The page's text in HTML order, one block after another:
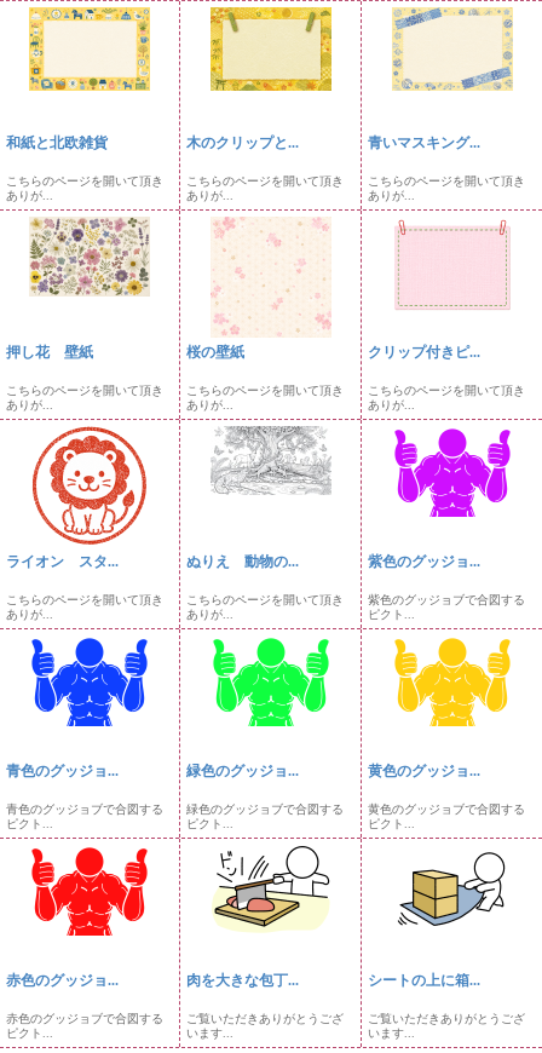
和紙と北欧雑貨
こちらのページを開いて頂き
ありが...
木のクリップと...
こちらのページを開いて頂き
ありが...
青いマスキング...
こちらのページを開いて頂き
ありが...
押し花 壁紙
こちらのページを開いて頂き
ありが...
桜の壁紙
こちらのページを開いて頂き
ありが...
クリップ付きピ...
こちらのページを開いて頂き
ありが...
ライオン スタ...
こちらのページを開いて頂き
ありが...
ぬりえ 動物の...
こちらのページを開いて頂き
ありが...
紫色のグッジョ...
紫色のグッジョブで合図する
ピクト...
青色のグッジョ...
青色のグッジョブで合図する
ピクト...
緑色のグッジョ...
緑色のグッジョブで合図する
ピクト...
黄色のグッジョ...
黄色のグッジョブで合図する
ピクト...
赤色のグッジョ...
赤色のグッジョブで合図する
ピクト...
肉を大きな包丁...
ご覧いただきありがとうござ
います...
シートの上に箱...
ご覧いただきありがとうござ
います...